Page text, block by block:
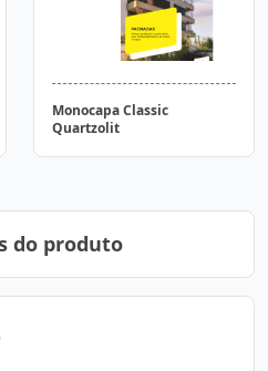
Monocapa Classic
Quartzolit
do produto